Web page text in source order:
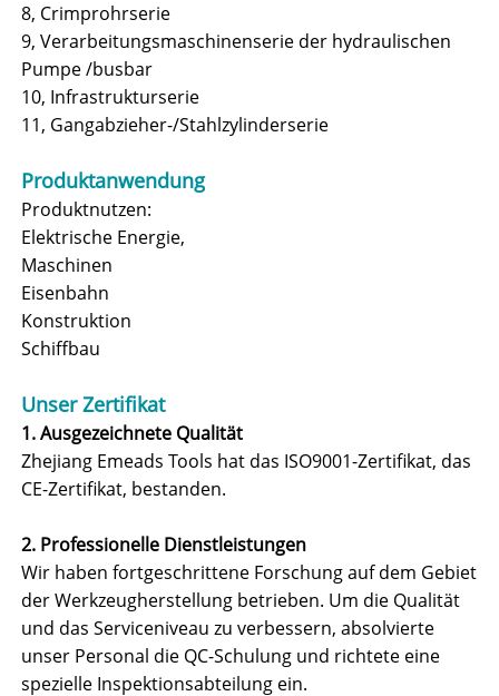
8, Crimprohrserie
9, Verarbeitungsmaschinenserie der hydraulischen
Pumpe /busbar
10, Infrastrukturserie
11, Gangabzieher-/Stahlzylinderserie
Produktanwendung
Produktnutzen:
Elektrische Energie,
Maschinen
Eisenbahn
Konstruktion
Schiffbau
Unser Zertifikat
1. Ausgezeichnete Qualität
Zhejiang Emeads Tools hat das ISO9001-Zertifikat, das
CE-Zertifikat, bestanden.
2. Professionelle Dienstleistungen
Wir haben fortgeschrittene Forschung auf dem Gebiet
der Werkzeugherstellung betrieben. Um die Qualität
und das Serviceniveau zu verbessern, absolvierte
unser Personal die QC-Schulung und richtete eine
spezielle Inspektionsabteilung ein.